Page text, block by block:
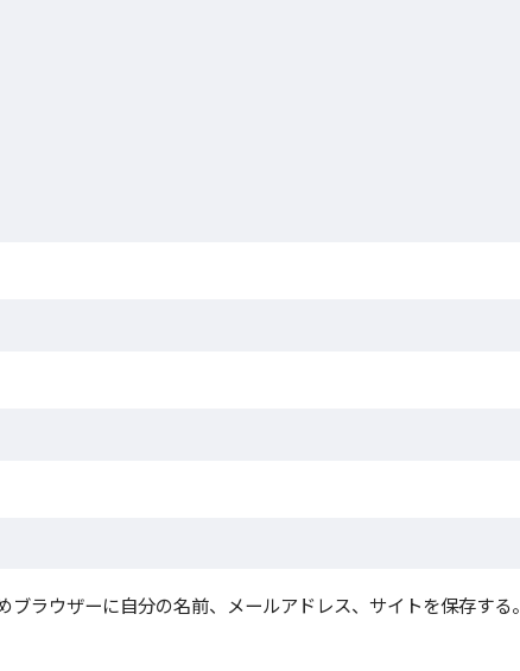
ブラウザーに自分の名前、メールアドレス、サイトを保存する。